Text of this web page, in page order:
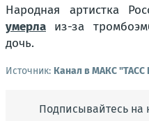
Народная артистка
умерла из-за
дочь.
Источник: Канал в МАКС "ТАСС
Подписывайтесь на